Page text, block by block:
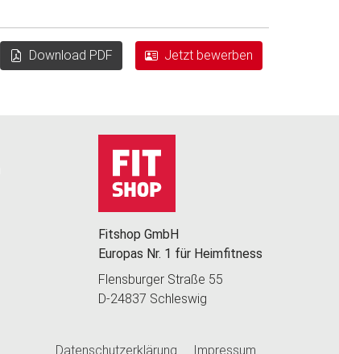
Download PDF Jetzt bewerben
Fitshop GmbH
Europas Nr. 1 für Heimfitness
Flensburger Straße 55
D-24837 Schleswig
Datenschutzerklärung Impressum